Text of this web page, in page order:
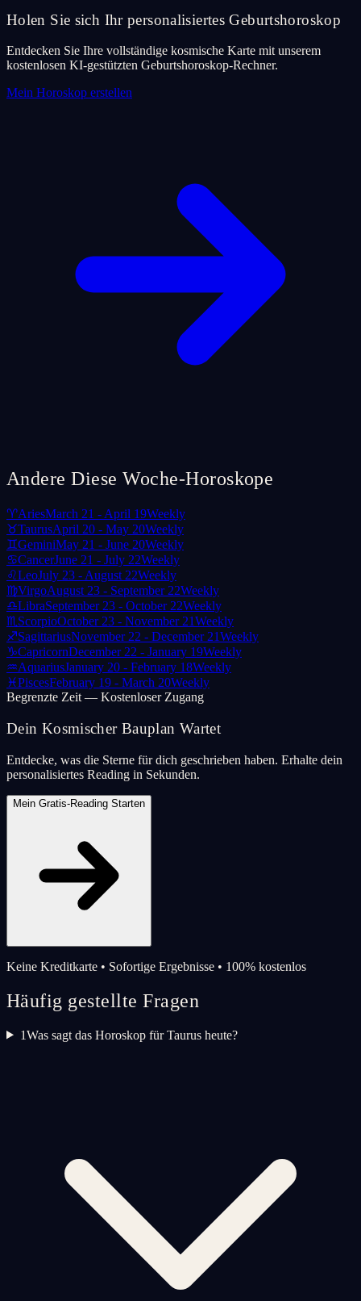
Holen Sie sich Ihr personalisiertes Geburtshoroskop
Entdecken Sie Ihre vollständige kosmische Karte mit unserem
kostenlosen KI-gestützten Geburtshoroskop-Rechner.
Mein Horoskop erstellen
Andere Diese Woche-Horoskope
♈AriesMarch 21 - April 19Weekly
♉TaurusApril 20 - May 20Weekly
♊GeminiMay 21 - June 20Weekly
♋CancerJune 21 - July 22Weekly
♌LeoJuly 23 - August 22Weekly
♍VirgoAugust 23 - September 22Weekly
♎LibraSeptember 23 - October 22Weekly
♏ ScorpioOctober 23 - November 21Weekly
♐SagittariusNovember 22 - December 21Weekly
♑CapricornDecember 22 - January 19Weekly
♒AquariusJanuary 20 - February 18Weekly
♓PiscesFebruary 19 - March 20Weekly
Begrenzte Zeit — Kostenloser Zugang
Dein Kosmischer Bauplan Wartet
Entdecke, was die Sterne für dich geschrieben haben. Erhalte dein
personalisiertes Reading in Sekunden.
Mein Gratis-Reading Starten
Keine Kreditkarte • Sofortige Ergebnisse • 100% kostenlos
Häufig gestellte Fragen
1Was sagt das Horoskop für Taurus heute?